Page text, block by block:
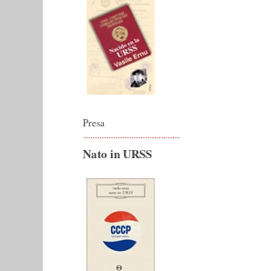
Presa
Nato in URSS